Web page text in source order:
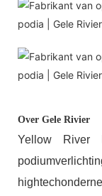
Over Gele Rivier
Yellow